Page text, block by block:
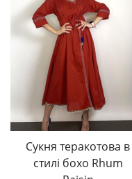
Сукня теракотова в
стилі бохо Rhum